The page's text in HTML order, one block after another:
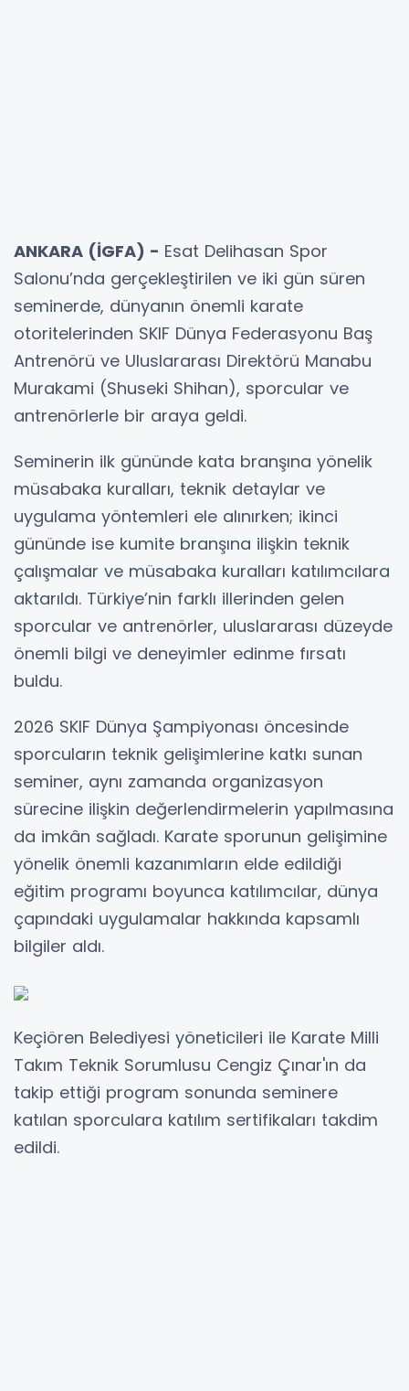
ANKARA (İGFA) - Esat Delihasan Spor
Salonu’nda gerçekleştirilen ve iki gün süren
seminerde, dünyanın önemli karate
otoritelerinden SKIF Dünya Federasyonu Baş
Antrenörü ve Uluslararası Direktörü Manabu
Murakami (Shuseki Shihan), sporcular ve
antrenörlerle bir araya geldi.
Seminerin ilk gününde kata branşına yönelik
müsabaka kuralları, teknik detaylar ve
uygulama yöntemleri ele alınırken; ikinci
gününde ise kumite branşına ilişkin teknik
çalışmalar ve müsabaka kuralları katılımcılara
aktarıldı. Türkiye’nin farklı illerinden gelen
sporcular ve antrenörler, uluslararası düzeyde
önemli bilgi ve deneyimler edinme fırsatı
buldu.
2026 SKIF Dünya Şampiyonası öncesinde
sporcuların teknik gelişimlerine katkı sunan
seminer, aynı zamanda organizasyon
sürecine ilişkin değerlendirmelerin yapılmasına
da imkân sağladı. Karate sporunun gelişimine
yönelik önemli kazanımların elde edildiği
eğitim programı boyunca katılımcılar, dünya
çapındaki uygulamalar hakkında kapsamlı
bilgiler aldı.
Keçiören Belediyesi yöneticileri ile Karate Milli
Takım Teknik Sorumlusu Cengiz Çınar'ın da
takip ettiği program sonunda seminere
katılan sporculara katılım sertifikaları takdim
edildi.